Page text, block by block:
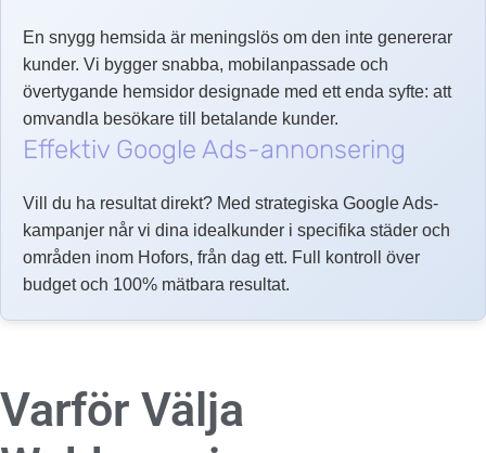
En snygg hemsida är meningslös om den inte genererar
kunder. Vi bygger snabba, mobilanpassade och
övertygande hemsidor designade med ett enda syfte: att
omvandla besökare till betalande kunder.
Effektiv Google Ads-annonsering
Vill du ha resultat direkt? Med strategiska Google Ads-
kampanjer når vi dina idealkunder i specifika städer och
områden inom Hofors, från dag ett. Full kontroll över
budget och 100% mätbara resultat.
Varför Välja